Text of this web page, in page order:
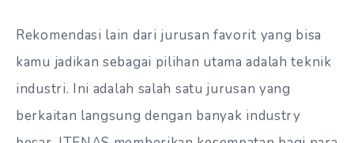
Rekomendasi lain dari jurusan favorit yang bisa
kamu jadikan sebagai pilihan utama adalah teknik
industri. Ini adalah salah satu jurusan yang
berkaitan langsung dengan banyak industry